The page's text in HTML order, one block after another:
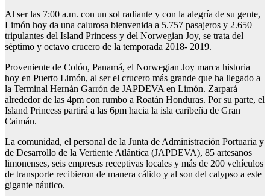
Al ser las 7:00 a.m. con un sol radiante y con la alegría de su gente,
Limón hoy da una calurosa bienvenida a 5.757 pasajeros y 2.650
tripulantes del Island Princess y del Norwegian Joy, se trata del
séptimo y octavo crucero de la temporada 2018- 2019.
Proveniente de Colón, Panamá, el Norwegian Joy marca historia
hoy en Puerto Limón, al ser el crucero más grande que ha llegado a
la Terminal Hernán Garrón de JAPDEVA en Limón. Zarpará
alrededor de las 4pm con rumbo a Roatán Honduras. Por su parte, el
Island Princess partirá a las 6pm hacia la isla caribeña de Gran
Caimán.
La comunidad, el personal de la Junta de Administración Portuaria y
de Desarrollo de la Vertiente Atlántica (JAPDEVA), 85 artesanos
limonenses, seis empresas receptivas locales y más de 200 vehículos
de transporte recibieron de manera cálido y al son del calypso a este
gigante náutico.